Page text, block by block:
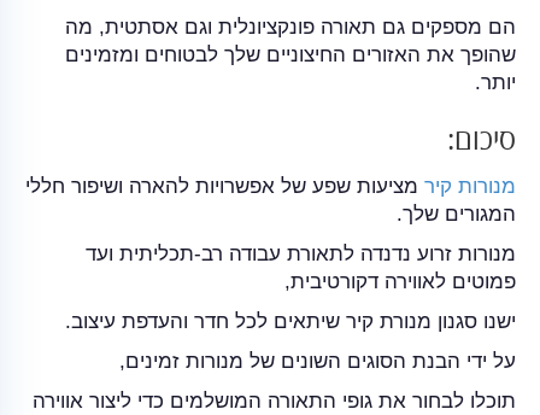
הם מספקים גם תאורה פונקציונלית וגם אסתטית, מה
שהופך את האזורים החיצוניים שלך לבטוחים ומזמינים
יותר.
סיכום:
מנורות קיר מציעות שפע של אפשרויות להארה ושיפור חללי
המגורים שלך.
מנורות זרוע נדנדה לתאורת עבודה רב-תכליתית ועד
פמוטים לאווירה דקורטיבית,
ישנו סגנון מנורת קיר שיתאים לכל חדר והעדפת עיצוב.
על ידי הבנת הסוגים השונים של מנורות זמינים,
תוכלו לבחור את גופי התאורה המושלמים כדי ליצור אווירה